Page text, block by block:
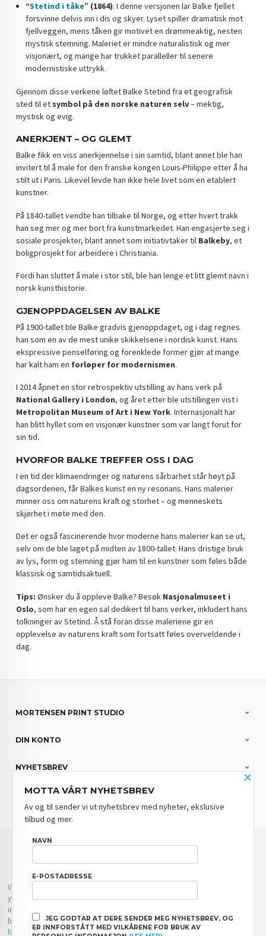
“Stetind i tåke” (1864): I denne versjonen lar Balke fjellet
forsvinne delvis inn i dis og skyer. Lyset spiller dramatisk mot
fjellveggen, mens tåken gir motivet en drømmeaktig, nesten
mystisk stemning. Maleriet er mindre naturalistisk og mer
visjonært, og mange har trukket paralleller til senere
modernistiske uttrykk.
Gjennom disse verkene løftet Balke Stetind fra et geografisk
sted til et symbol på den norske naturen selv– mektig,
mystisk og evig.
ANERKJENT – OG GLEMT
Balke fikk en viss anerkjennelse i sin samtid, blant annet ble han
invitert til å male for den franske kongen Louis-Philippe etter å ha
stilt ut i Paris. Likevel levde han ikke hele livet som en etablert
kunstner.
På 1840-tallet vendte han tilbake til Norge, og etter hvert trakk
han seg mer og mer bort fra kunstmarkedet. Han engasjerte seg i
sosiale prosjekter, blant annet som initiativtaker til Balkeby, et
boligprosjekt for arbeidere i Christiania.
Fordi han sluttet å male i stor stil, ble han lenge et litt glemt navn i
norsk kunsthistorie.
GJENOPPDAGELSEN AV BALKE
På 1900-tallet ble Balke gradvis gjenoppdaget, og i dag regnes
han som en av de mest unike skikkelsene i nordisk kunst. Hans
ekspressive penselføring og forenklede former gjør at mange
har kalt ham en forløper for modernismen.
I 2014 åpnet en stor retrospektiv utstilling av hans verk på
National Gallery i London, og året etter ble utstillingen vist i
Metropolitan Museum of Art i New York. Internasjonalt har
han blitt hyllet som en visjonær kunstner som var langt forut for
sin tid.
HVORFOR BALKE TREFFER OSS I DAG
I en tid der klimaendringer og naturens sårbarhet står høyt på
dagsordenen, får Balkes kunst en ny resonans. Hans malerier
minner oss om naturens kraft og storhet – og menneskets
skjørhet i møte med den.
Det er også fascinerende hvor moderne hans malerier kan se ut,
selv om de ble laget på midten av 1800-tallet. Hans dristige bruk
av lys, form og stemning gjør ham til en kunstner som føles både
klassisk og samtidsaktuell.
Tips: Ønsker du å oppleve Balke? Besøk Nasjonalmuseet i
Oslo, som har en egen sal dedikert til hans verker, inkludert hans
tolkninger av Stetind. Å stå foran disse maleriene gir en
opplevelse av naturens kraft som fortsatt føles overveldende i
dag.
MORTENSEN PRINT STUDIO
DIN KONTO
NYHETSBREV
PARTNERE
FRAKT
NYHETSBREV BLOGG
Vår nettbutikk bruker cookies slik at du får en bedre kjøpsopplevelse og vi kan
yte deg bedre service. Vi bruker cookies hovedsaklig til å lagre
innloggingsdetaljer og huske hva du har puttet i handlekurven din. Fortsett å
bruke siden som normalt om du godtar dette.Les merellerendre innstillinger
for cookies.
×
MOTTA VÅRT NYHETSBREV
Av og til sender vi ut nyhetsbrev med nyheter, ekslusive
tilbud og mer.
NAVN
E-POSTADRESSE
JEG GODTAR AT DERE SENDER MEG NYHETSBREV, OG
ER INNFORSTÅTT MED VILKÅRENE FOR BRUK AV